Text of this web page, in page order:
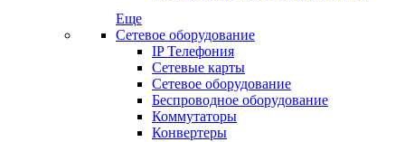
Еще
Сетевое оборудование
IP Телефония
Сетевые карты
Сетевое оборудование
Беспроводное оборудование
Коммутаторы
Конвертеры